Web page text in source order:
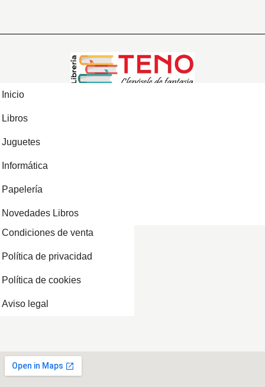
Inicio
Libros
Juguetes
Informática
Papelería
Novedades Libros
Condiciones de venta
Política de privacidad
Política de cookies
Aviso legal